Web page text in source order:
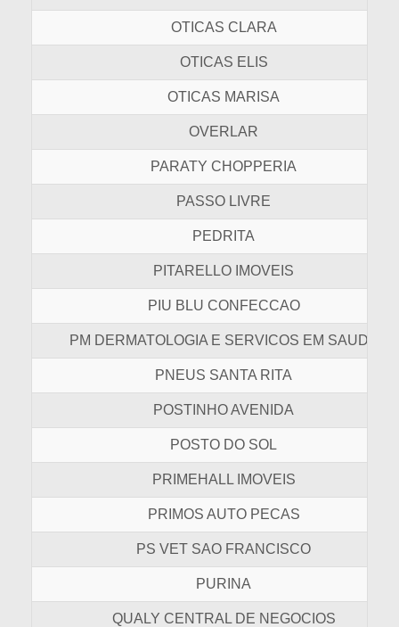
OTICAS CLARA
OTICAS ELIS
OTICAS MARISA
OVERLAR
PARATY CHOPPERIA
PASSO LIVRE
PEDRITA
PITARELLO IMOVEIS
PIU BLU CONFECCAO
PM DERMATOLOGIA E SERVICOS EM SAUDE
PNEUS SANTA RITA
POSTINHO AVENIDA
POSTO DO SOL
PRIMEHALL IMOVEIS
PRIMOS AUTO PECAS
PS VET SAO FRANCISCO
PURINA
QUALY CENTRAL DE NEGOCIOS